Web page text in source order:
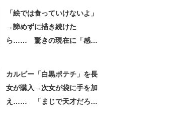
「絵では食っていけないよ」
→諦めずに描き続けた
ら…… 驚きの現在に「感性
カルビー「白黒ポテチ」を長
女が購入→次女が袋に手を加
え…… 「まじで天才だろこ